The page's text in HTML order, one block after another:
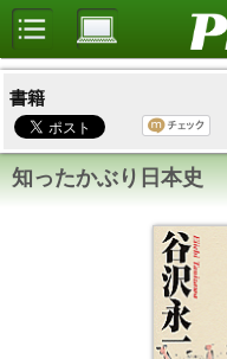
書籍
知ったかぶり日本史